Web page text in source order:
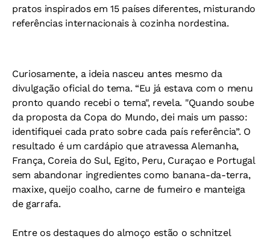
pratos inspirados em 15 países diferentes, misturando
referências internacionais à cozinha nordestina.
Curiosamente, a ideia nasceu antes mesmo da
divulgação oficial do tema. “Eu já estava com o menu
pronto quando recebi o tema", revela. "Quando soube
da proposta da Copa do Mundo, dei mais um passo:
identifiquei cada prato sobre cada país referência”. O
resultado é um cardápio que atravessa Alemanha,
França, Coreia do Sul, Egito, Peru, Curaçao e Portugal
sem abandonar ingredientes como banana-da-terra,
maxixe, queijo coalho, carne de fumeiro e manteiga
de garrafa.
Entre os destaques do almoço estão o schnitzel